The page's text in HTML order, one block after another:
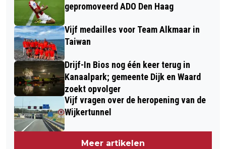
gepromoveerd ADO Den Haag
Vijf medailles voor Team Alkmaar in
Taiwan
Drijf-In Bios nog één keer terug in
Kanaalpark; gemeente Dijk en Waard
zoekt opvolger
Vijf vragen over de heropening van de
Wijkertunnel
Meer artikelen